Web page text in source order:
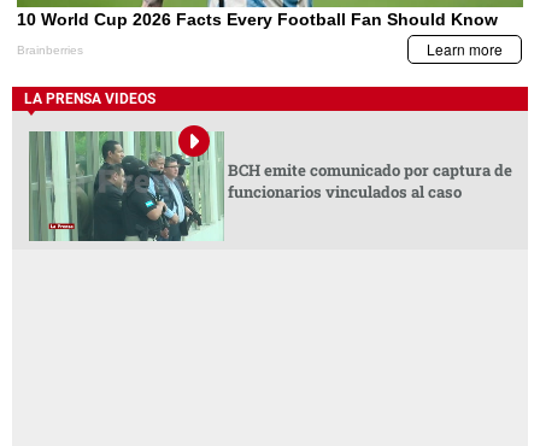
LA PRENSA VIDEOS
BCH emite comunicado por captura de
funcionarios vinculados al caso